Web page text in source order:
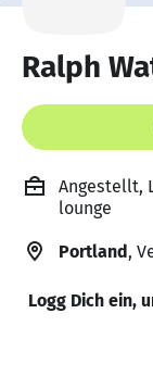
Ralph
Angestellt,
lounge
Portland,
Logg Dich ein,